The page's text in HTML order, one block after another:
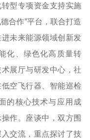
转型专项资金支持实施
合作”平台，联合打造
未来能源领域创新发
化、绿色化高质量转
展厅与研发中心，社
空飞行器、智能巡检
的核心技术与应用成
作。座谈中，双方围
交流，重点探讨了技